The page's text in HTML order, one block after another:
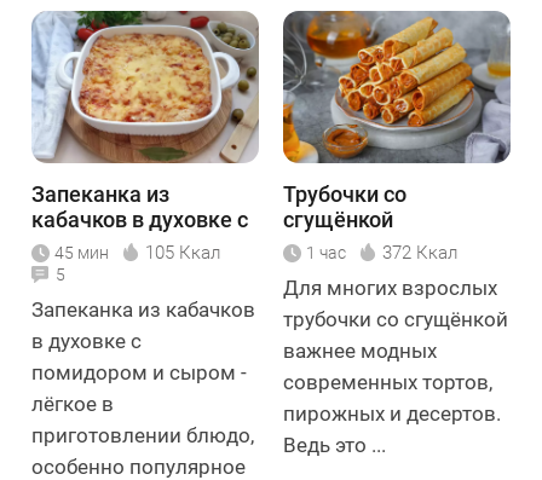
Запеканка из
кабачков в духовке с
помидором и сыром
45 мин 105 Ккал
5
Запеканка из кабачков
в духовке с
помидором и сыром -
лёгкое в
приготовлении блюдо,
особенно популярное
Трубочки со
сгущёнкой
1 час 372 Ккал
Для многих взрослых
трубочки со сгущёнкой
важнее модных
современных тортов,
пирожных и десертов.
Ведь это ...